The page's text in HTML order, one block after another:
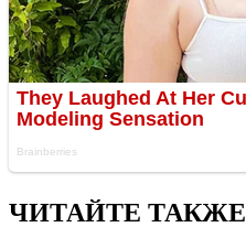
ЧИТАЙТЕ ТАКЖЕ